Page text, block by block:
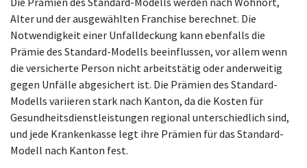
Alter und der ausgewählten Franchise berechnet. Die
Notwendigkeit einer Unfalldeckung kann ebenfalls die
Prämie des Standard-Modells beeinflussen, vor allem wenn
die versicherte Person nicht arbeitstätig oder anderweitig
gegen Unfälle abgesichert ist. Die Prämien des Standard-
Modells variieren stark nach Kanton, da die Kosten für
Gesundheitsdienstleistungen regional unterschiedlich sind,
und jede Krankenkasse legt ihre Prämien für das Standard-
Modell nach Kanton fest.